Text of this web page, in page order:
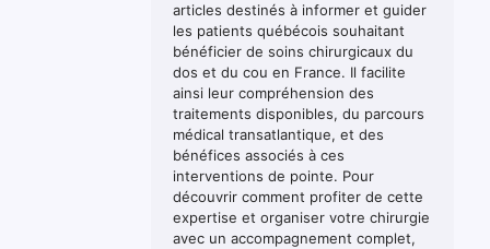
articles destinés à informer et guider
les patients québécois souhaitant
bénéficier de soins chirurgicaux du
dos et du cou en France. Il facilite
ainsi leur compréhension des
traitements disponibles, du parcours
médical transatlantique, et des
bénéfices associés à ces
interventions de pointe. Pour
découvrir comment profiter de cette
expertise et organiser votre chirurgie
avec un accompagnement complet,